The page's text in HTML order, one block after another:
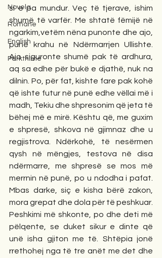
Novela
Romane
English
Përkthime
si e pa mundur. Veç të tjerave, ishim
shumë të varfër. Me shtatë fëmijë në
ngarkim,vetëm nëna punonte dhe ajo,
punë krahu në Ndërmarrjen Ullishte.
Ajo siguronte shumë pak të ardhura,
aq sa edhe për bukë e djathë, nuk na
dilnin. Po, për fat, kishte fare pak kohë
që ishte futur në punë edhe vëllai më i
madh, Tekiu dhe shpresonim që jeta të
bëhej më e mirë. Kështu që, me guxim
e shpresë, shkova në gjimnaz dhe u
regjistrova. Ndërkohë, të nesërmen
qysh në mëngjes, testova në disa
ndërmarre, me shpresë se mos më
merrnin në punë, po u ndodha i pafat.
Mbas darke, siç e kisha bërë zakon,
mora grepat dhe dola për të peshkuar.
Peshkimi më shkonte, po dhe deti më
pëlqente, se duket sikur e dinte që
unë isha gjiton me të. Shtëpia jonë
rrethohej nga të tre anët me det dhe